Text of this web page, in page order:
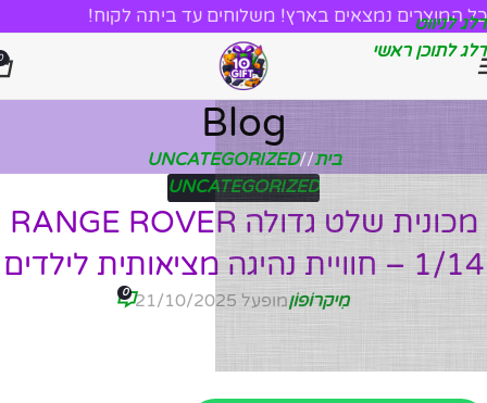
דלג לניווט
דלג לתוכן ראשי
כל המוצרים נמצאים בארץ! משלוחים עד ביתה לקוח!
Blog
בית/
UNCATEGORIZED
UNCATEGORIZED
מכונית שלט גדולה RANGE ROVER
1/14 – חוויית נהיגה מציאותית לילדים
מִיקרוֹפוֹןמופעל 21/10/2025 0